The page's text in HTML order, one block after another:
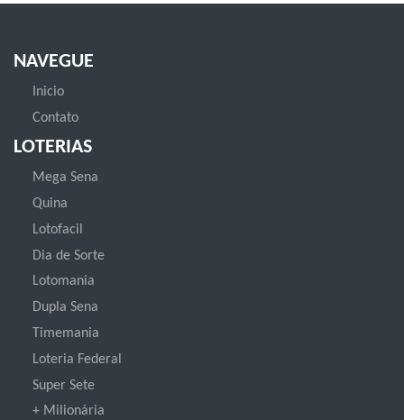
NAVEGUE
Inicio
Contato
LOTERIAS
Mega Sena
Quina
Lotofacil
Dia de Sorte
Lotomania
Dupla Sena
Timemania
Loteria Federal
Super Sete
+ Milionária